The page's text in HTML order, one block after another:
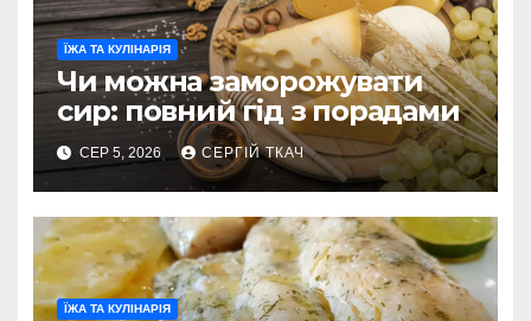
ЇЖА ТА КУЛІНАРІЯ
Чи можна заморожувати
сир: повний гід з порадами
СЕР 5, 2026 СЕРГІЙ ТКАЧ
ЇЖА ТА КУЛІНАРІЯ